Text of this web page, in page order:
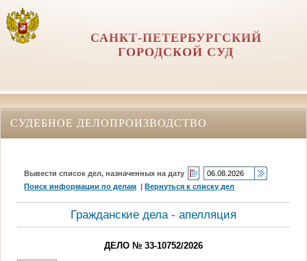
САНКТ-ПЕТЕРБУРГСКИЙ
ГОРОДСКОЙ СУД
СУДЕБНОЕ ДЕЛОПРОИЗВОДСТВО
Вывести список дел, назначенных на дату
Поиск информации по делам |Вернуться к списку дел
Гражданские дела - апелляция
ДЕЛО № 33-10752/2026